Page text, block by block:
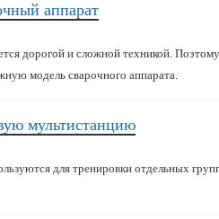
аппарат
дорогой и сложной техникой.
модель сварочного аппарата.
мультистанцию
для тренировки отдельных